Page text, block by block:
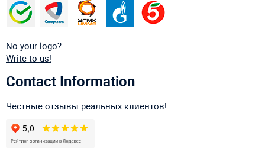
No your logo?
Write to us!
Contact Information
Честные отзывы реальных клиентов!